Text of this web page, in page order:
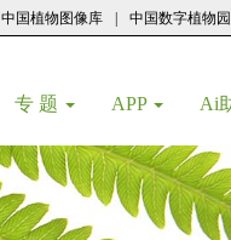
中国植物图像库 中国数字植物园
专 题 APP Ai